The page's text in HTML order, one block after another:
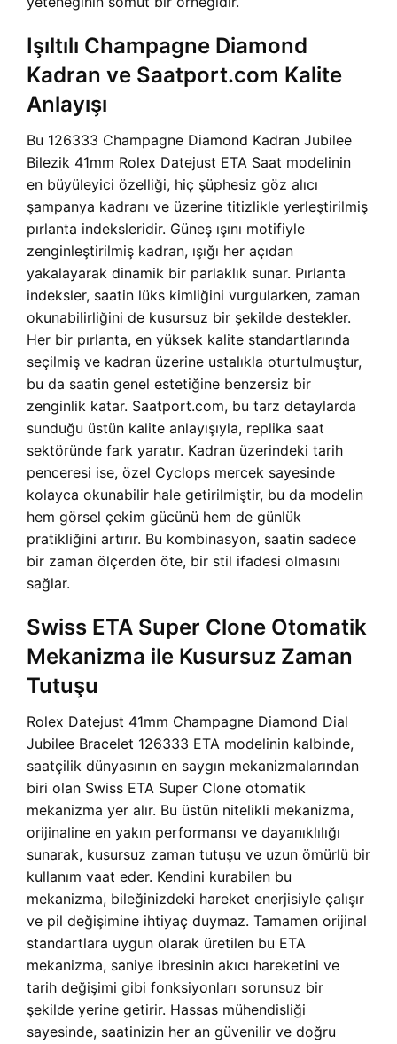
Işıltılı Champagne Diamond
Kadran ve Saatport.com Kalite
Anlayışı
Bu 126333 Champagne Diamond Kadran Jubilee
Bilezik 41mm Rolex Datejust ETA Saat modelinin
en büyüleyici özelliği, hiç şüphesiz göz alıcı
şampanya kadranı ve üzerine titizlikle yerleştirilmiş
pırlanta indeksleridir. Güneş ışını motifiyle
zenginleştirilmiş kadran, ışığı her açıdan
yakalayarak dinamik bir parlaklık sunar. Pırlanta
indeksler, saatin lüks kimliğini vurgularken, zaman
okunabilirliğini de kusursuz bir şekilde destekler.
Her bir pırlanta, en yüksek kalite standartlarında
seçilmiş ve kadran üzerine ustalıkla oturtulmuştur,
bu da saatin genel estetiğine benzersiz bir
zenginlik katar. Saatport.com, bu tarz detaylarda
sunduğu üstün kalite anlayışıyla, replika saat
sektöründe fark yaratır. Kadran üzerindeki tarih
penceresi ise, özel Cyclops mercek sayesinde
kolayca okunabilir hale getirilmiştir, bu da modelin
hem görsel çekim gücünü hem de günlük
pratikliğini artırır. Bu kombinasyon, saatin sadece
bir zaman ölçerden öte, bir stil ifadesi olmasını
sağlar.
Swiss ETA Super Clone Otomatik
Mekanizma ile Kusursuz Zaman
Tutuşu
Rolex Datejust 41mm Champagne Diamond Dial
Jubilee Bracelet 126333 ETA modelinin kalbinde,
saatçilik dünyasının en saygın mekanizmalarından
biri olan Swiss ETA Super Clone otomatik
mekanizma yer alır. Bu üstün nitelikli mekanizma,
orijinaline en yakın performansı ve dayanıklılığı
sunarak, kusursuz zaman tutuşu ve uzun ömürlü bir
kullanım vaat eder. Kendini kurabilen bu
mekanizma, bileğinizdeki hareket enerjisiyle çalışır
ve pil değişimine ihtiyaç duymaz. Tamamen orijinal
standartlara uygun olarak üretilen bu ETA
mekanizma, saniye ibresinin akıcı hareketini ve
tarih değişimi gibi fonksiyonları sorunsuz bir
şekilde yerine getirir. Hassas mühendisliği
sayesinde, saatinizin her an güvenilir ve doğru